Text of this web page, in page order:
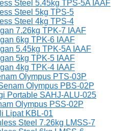
Steel 5.45kg TPS-5A IAAF
Steel 5kg TPS-5
Steel 4kg TPS-4
7.26kg TPK-7 IAAF
6kg TPK-6 IAAF
5.45kg TPK-5A IAAF
5kg TPK-5 IAAF
4kg TPK-4 IAAF
Olympus PTS-03P
Olympus PBS-02P
Portable SAHJ-ALU-025
Olympus PSS-02P
Lipat KBL-01
Steel 7.26kg LMSS-7